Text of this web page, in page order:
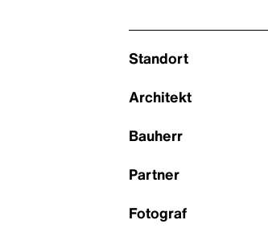
Standort
Architekt
Bauherr
Partner
Fotograf